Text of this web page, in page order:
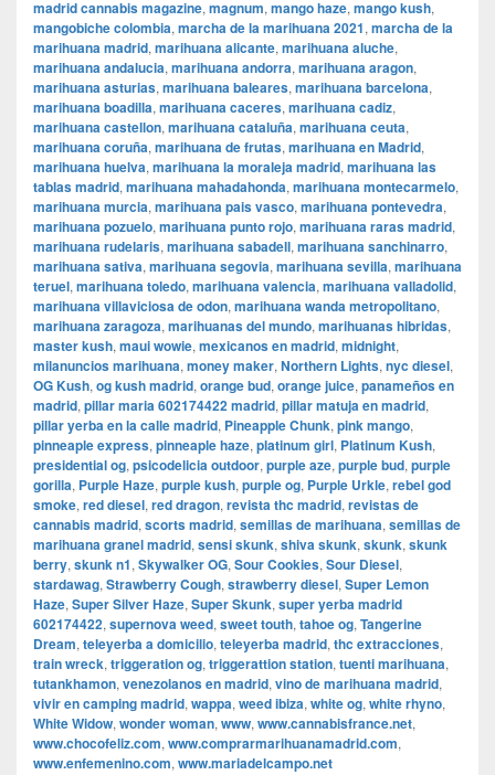
madrid cannabis magazine, magnum, mango haze, mango kush,
mangobiche colombia, marcha de la marihuana 2021, marcha de la
marihuana madrid, marihuana alicante, marihuana aluche,
marihuana andalucia, marihuana andorra, marihuana aragon,
marihuana asturias, marihuana baleares, marihuana barcelona,
marihuana boadilla, marihuana caceres, marihuana cadiz,
marihuana castellon, marihuana cataluña, marihuana ceuta,
marihuana coruña, marihuana de frutas, marihuana en Madrid,
marihuana huelva, marihuana la moraleja madrid, marihuana las
tablas madrid, marihuana mahadahonda, marihuana montecarmelo,
marihuana murcia, marihuana pais vasco, marihuana pontevedra,
marihuana pozuelo, marihuana punto rojo, marihuana raras madrid,
marihuana rudelaris, marihuana sabadell, marihuana sanchinarro,
marihuana sativa, marihuana segovia, marihuana sevilla, marihuana
teruel, marihuana toledo, marihuana valencia, marihuana valladolid,
marihuana villaviciosa de odon, marihuana wanda metropolitano,
marihuana zaragoza, marihuanas del mundo, marihuanas hibridas,
master kush, maui wowie, mexicanos en madrid, midnight,
milanuncios marihuana, money maker, Northern Lights, nyc diesel,
OG Kush, og kush madrid, orange bud, orange juice, panameños en
madrid, pillar maria 602174422 madrid, pillar matuja en madrid,
pillar yerba en la calle madrid, Pineapple Chunk, pink mango,
pinneaple express, pinneaple haze, platinum girl, Platinum Kush,
presidential og, psicodelicia outdoor, purple aze, purple bud, purple
gorilla, Purple Haze, purple kush, purple og, Purple Urkle, rebel god
smoke, red diesel, red dragon, revista thc madrid, revistas de
cannabis madrid, scorts madrid, semillas de marihuana, semillas de
marihuana granel madrid, sensi skunk, shiva skunk, skunk, skunk
berry, skunk n1, Skywalker OG, Sour Cookies, Sour Diesel,
stardawag, Strawberry Cough, strawberry diesel, Super Lemon
Haze, Super Silver Haze, Super Skunk, super yerba madrid
602174422, supernova weed, sweet touth, tahoe og, Tangerine
Dream, teleyerba a domicilio, teleyerba madrid, thc extracciones,
train wreck, triggeration og, triggerattion station, tuenti marihuana,
tutankhamon, venezolanos en madrid, vino de marihuana madrid,
vivir en camping madrid, wappa, weed ibiza, white og, white rhyno,
White Widow, wonder woman, www, www.cannabisfrance.net,
www.chocofeliz.com, www.comprarmarihuanamadrid.com,
www.enfemenino.com, www.mariadelcampo.net